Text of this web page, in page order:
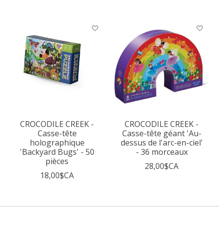
CROCODILE CREEK -
Casse-tête
holographique
'Backyard Bugs' - 50
pièces
18,00$CA
CROCODILE CREEK -
Casse-tête géant 'Au-
dessus de l'arc-en-ciel'
- 36 morceaux
28,00$CA